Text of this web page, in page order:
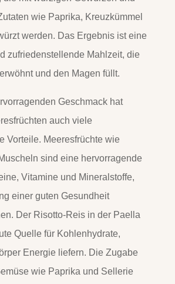
wie Paprika, Kreuzkümmel
werden. Das Ergebnis ist eine
zufriedenstellende Mahlzeit, die
und den Magen füllt.
Geschmack hat
auch viele
Vorteile. Meeresfrüchte wie
sind eine hervorragende
Vitamine und Mineralstoffe,
einer guten Gesundheit
Der Risotto-Reis in der Paella
Quelle für Kohlenhydrate,
Energie liefern. Die Zugabe
wie Paprika und Sellerie